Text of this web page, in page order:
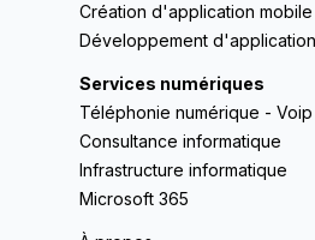
Création d'application
Développement
Services numériques
Téléphonie numérique - Voip
Consultance informatique
Infrastructure informatique
Microsoft 365